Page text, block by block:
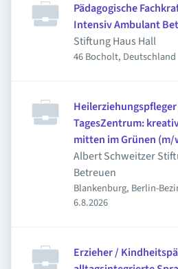
Pädagogische
Intensiv Ambulant
Stiftung Haus Hall
46 Bocholt, Deutschland
TagesZentrum:
mitten im Grünen
Albert Schweitzer
Betreuen
Blankenburg, Berlin-
Deutschland
Veröffentlicht
6.8.2026
Erzieher /